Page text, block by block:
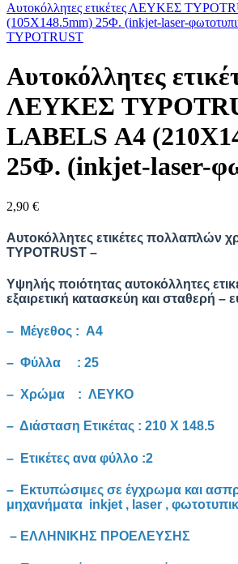
Αυτοκόλλητες ετικέτες ΛΕΥΚΕΣ
(105X148.5mm) 25Φ. (inkjet-laser-
TYPOTRUST
Αυτοκόλλητες
ΛΕΥΚΕΣ
LABELS Α4
25Φ. (inkjet-laser-
2,90 €
Αυτοκόλλητες ετικέτες πολλαπλών
TYPOTRUST –
Υψηλής ποιότητας αυτοκόλλητες
εξαιρετική κατασκεύη και σταθερή –
– Μέγεθος : Α4
– Φύλλα : 25
– Χρώμα : ΛΕΥΚΟ
– Διάσταση Ετικέτας : 210 Χ 148.5
– Ετικέτες ανα φύλλο :2
– Εκτυπώσιμες σε έγχρωμα και
μηχανήματα inkjet , laser ,
– ΕΛΛΗΝΙΚΗΣ ΠΡΟΕΛΕΥΣΗΣ